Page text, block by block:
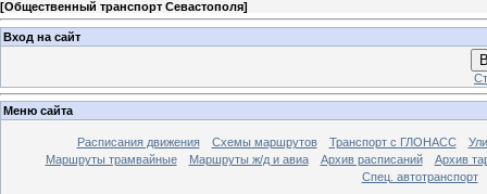
[Общественный транспорт Севастополя]
Вход на сайт
Меню сайта
Расписания движения Схемы маршрутов Транспорт с ГЛОНАСС
Маршруты трамвайные
Маршруты ж/д и авиа Архив расписаний
Архив
Спец. автотранспорт